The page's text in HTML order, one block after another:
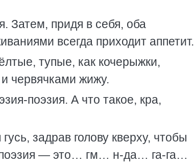
Затем, придя в себя, оба
всегда приходит аппетит.
тупые, как кочерыжки,
червячками жижу.
поэзия. А что такое, кра,
задрав голову кверху, чтобы
— это… гм… н-да… га-га…